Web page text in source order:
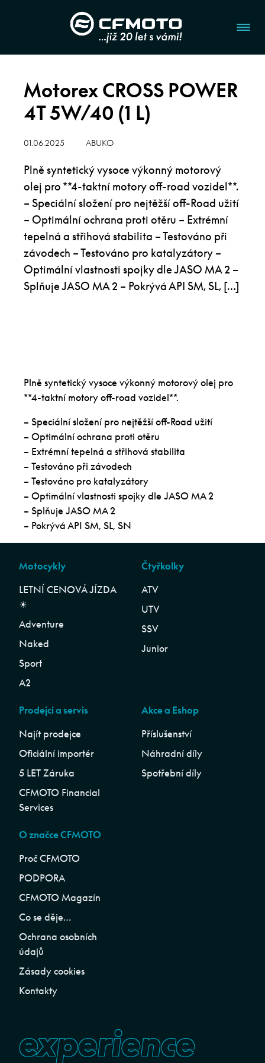
Motorex CROSS POWER
4T 5W/40 (1 L)
01.06.2025 ABUKO
Plně syntetický vysoce výkonný motorový
olej pro **4-taktní motory off-road vozidel**.
– Speciální složení pro nejtěžší off-Road užití
– Optimální ochrana proti otěru – Extrémní
tepelná a střihová stabilita – Testováno při
závodech – Testováno pro katalyzátory –
Optimální vlastnosti spojky dle JASO MA 2 –
Splňuje JASO MA 2 – Pokrývá API SM, SL, […]
Plně syntetický vysoce výkonný motorový olej pro
**4-taktní motory off-road vozidel**.
– Speciální složení pro nejtěžší off-Road užití
– Optimální ochrana proti otěru
– Extrémní tepelná a střihová stabilita
– Testováno při závodech
– Testováno pro katalyzátory
– Optimální vlastnosti spojky dle JASO MA 2
– Splňuje JASO MA 2
– Pokrývá API SM, SL, SN
Motocykly
LETNÍ CENOVÁ JÍZDA
☀︎
Adventure
Naked
Sport
A2
Čtyřkolky
ATV
UTV
SSV
Junior
Prodejci a servis
Najít prodejce
Oficiální importér
5 LET Záruka
CFMOTO Financial
Services
Akce a Eshop
Příslušenství
Náhradní díly
Spotřební díly
O značce CFMOTO
Proč CFMOTO
PODPORA
CFMOTO Magazín
Co se děje…
Ochrana osobních
údajů
Zásady cookies
Kontakty
experience